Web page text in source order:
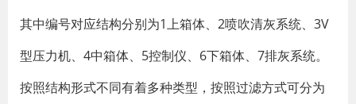
其中编号对应结构分别为1上箱体、2喷吹清灰系统、3V
型压力机、4中箱体、5控制仪、6下箱体、7排灰系统。
按照结构形式不同有着多种类型，按照过滤方式可分为